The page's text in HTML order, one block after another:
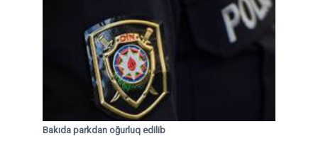
Bakıda parkdan oğurluq edilib